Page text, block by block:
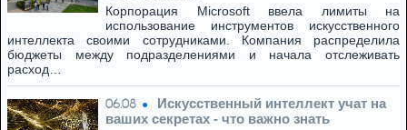
Корпорация Microsoft ввела лимиты на
использование инструментов искусственного
интеллекта своими сотрудниками. Компания распределила
бюджеты между подразделениями и начала отслеживать
расход…
06.08
Искусственный интеллект учат на
ваших секретах - что важно знать